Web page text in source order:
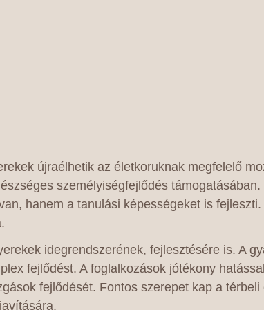
újraélhetik az életkoruknak megfelelő
személyiségfejlődés
hanem a tanulási képességeket is
idegrendszerének, fejlesztésére is. A
fejlődést. A foglalkozások jótékony
fejlődését. Fontos szerepet kap a